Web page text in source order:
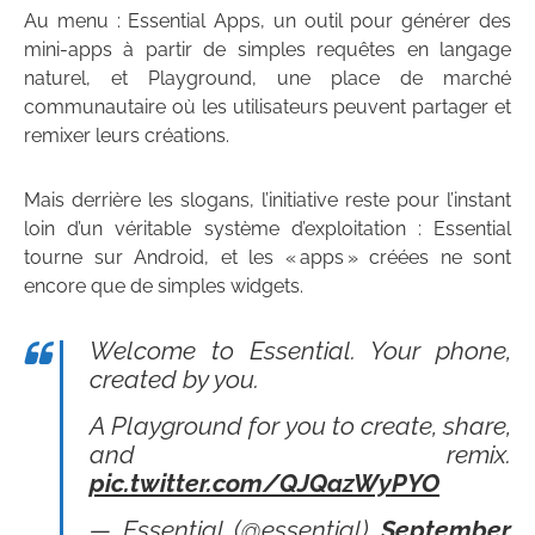
Au menu : Essential Apps, un outil pour générer des
mini-apps à partir de simples requêtes en langage
naturel, et Playground, une place de marché
communautaire où les utilisateurs peuvent partager et
remixer leurs créations.
Mais derrière les slogans, l’initiative reste pour l’instant
loin d’un véritable système d’exploitation : Essential
tourne sur Android, et les « apps » créées ne sont
encore que de simples widgets.
Welcome to Essential. Your phone,
created by you.
A Playground for you to create, share,
and remix.
pic.twitter.com/QJQazWyPYO